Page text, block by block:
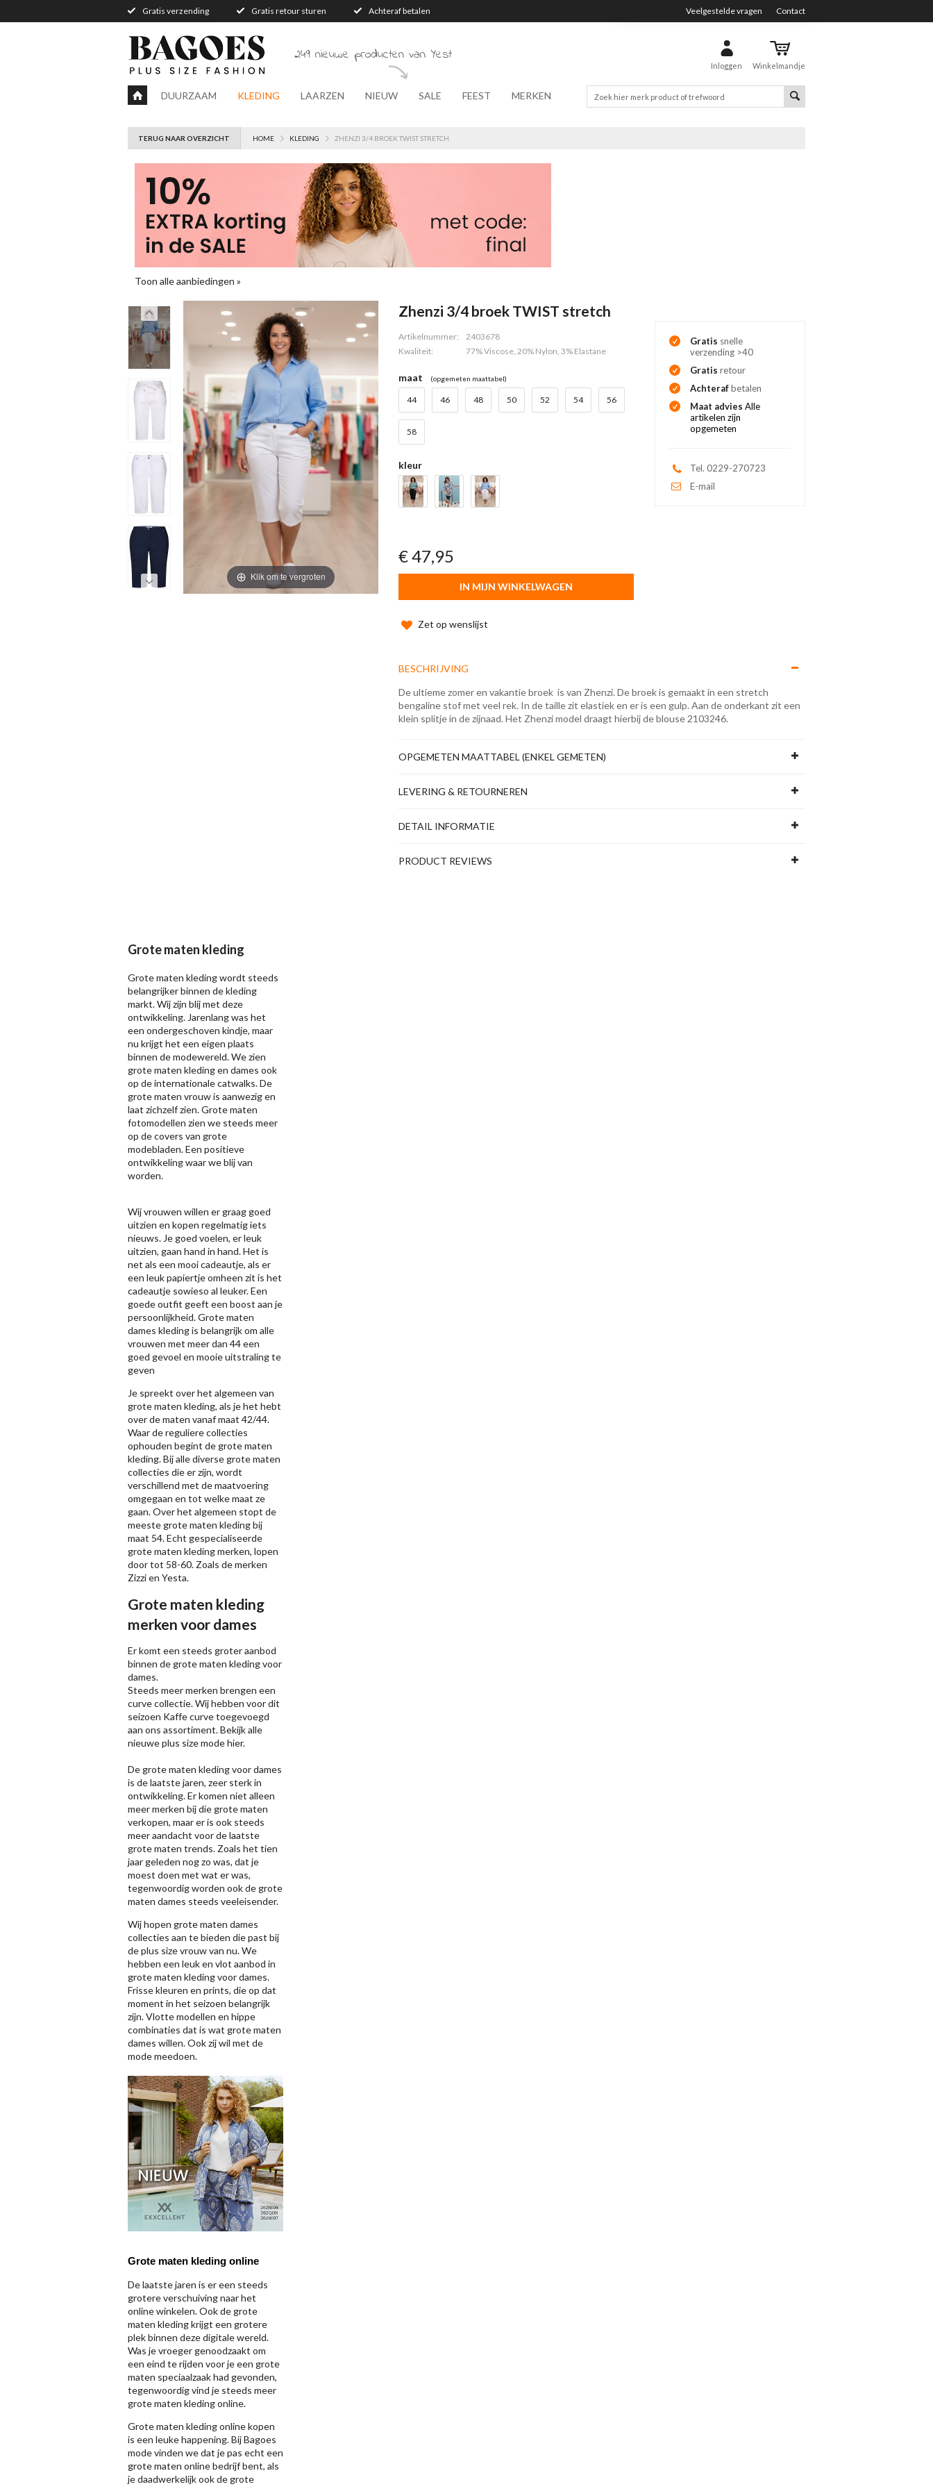
Gratis verzending Gratis retour sturen Achteraf betalen Veelgestelde vragen Contact
Inloggen Winkelmandje
249 nieuwe producten van Yest
DUURZAAM KLEDING LAARZEN NIEUW SALE FEEST MERKEN
TERUG NAAR OVERZICHT HOME KLEDING ZHENZI 3/4 BROEK TWIST STRETCH
Toon alle aanbiedingen »
Klik om te vergroten
Zhenzi 3/4 broek TWIST stretch
Artikelnummer:
2403678
Kwaliteit:
77% Viscose, 20% Nylon, 3% Elastane
maat (opgemeten maattabel)
44 46 48 50 52 54 56
58
kleur
€ 47,95
IN MIJN WINKELWAGEN
Zet op wenslijst
Gratis snelle
verzending >40
Gratis retour
Achterafbetalen
Maat adviesAlle
artikelen zijn
opgemeten
Tel. 0229-270723
E-mail
BESCHRIJVING
De ultieme zomer en vakantie broek is van Zhenzi. De broek is gemaakt in een stretch
bengaline stof met veel rek. In de taille zit elastiek en er is een gulp. Aan de onderkant zit een
klein splitje in de zijnaad. Het Zhenzi model draagt hierbij de blouse 2103246.
OPGEMETEN MAATTABEL (ENKEL GEMETEN)
LEVERING & RETOURNEREN
DETAIL INFORMATIE
PRODUCT REVIEWS
Grote maten kleding
Grote maten kleding wordt steeds
belangrijker binnen de kleding
markt. Wij zijn blij met deze
ontwikkeling. Jarenlang was het
een ondergeschoven kindje, maar
nu krijgt het een eigen plaats
binnen de modewereld. We zien
grote maten kleding en dames ook
op de internationale catwalks. De
grote maten vrouw is aanwezig en
laat zichzelf zien. Grote maten
fotomodellen zien we steeds meer
op de covers van grote
modebladen. Een positieve
ontwikkeling waar we blij van
worden.
Wij vrouwen willen er graag goed
uitzien en kopen regelmatig iets
nieuws. Je goed voelen, er leuk
uitzien, gaan hand in hand. Het is
net als een mooi cadeautje, als er
een leuk papiertje omheen zit is het
cadeautje sowieso al leuker. Een
goede outfit geeft een boost aan je
persoonlijkheid. Grote maten
dames kleding is belangrijk om alle
vrouwen met meer dan 44 een
goed gevoel en mooie uitstraling te
geven
Je spreekt over het algemeen van
grote maten kleding, als je het hebt
over de maten vanaf maat 42/44.
Waar de reguliere collecties
ophouden begint de grote maten
kleding. Bij alle diverse grote maten
collecties die er zijn, wordt
verschillend met de maatvoering
omgegaan en tot welke maat ze
gaan. Over het algemeen stopt de
meeste grote maten kleding bij
maat 54. Echt gespecialiseerde
grote maten kleding merken, lopen
door tot 58-60. Zoals de merken
Zizzien Yesta.
Grote maten kleding
merken voor dames
Er komt een steeds groter aanbod
binnen de grote maten kleding voor
dames.
Steeds meer merken brengen een
curve collectie. Wij hebben voor dit
seizoen Kaffecurve toegevoegd
aan ons assortiment. Bekijk alle
nieuweplus size modehier.
De grote maten kleding voor dames
is de laatste jaren, zeer sterk in
ontwikkeling. Er komen niet alleen
meer merken bij die grote maten
verkopen, maar er is ook steeds
meer aandacht voor de laatste
grote maten trends. Zoals het tien
jaar geleden nog zo was, dat je
moest doen met wat er was,
tegenwoordig worden ook de grote
maten dames steeds veeleisender.
Wij hopen grote maten dames
collecties aan te bieden die past bij
de plus size vrouw van nu. We
hebben een leuk en vlot aanbod in
grote maten kleding voor dames.
Frisse kleuren en prints, die op dat
moment in het seizoen belangrijk
zijn. Vlotte modellen en hippe
combinaties dat is wat grote maten
dames willen. Ook zij wil met de
mode meedoen.
Grote maten kleding online
De laatste jaren is er een steeds
grotere verschuiving naar het
online winkelen. Ook de grote
maten kleding krijgt een grotere
plek binnen deze digitale wereld.
Was je vroeger genoodzaakt om
een eind te rijden voor je een grote
maten speciaalzaak had gevonden,
tegenwoordig vind je steeds meer
grote maten kleding online.
Grote maten kleding online kopen
is een leuke happening. Bij Bagoes
mode vinden we dat je pas echt een
grote maten online bedrijf bent, als
je daadwerkelijk ook de grote